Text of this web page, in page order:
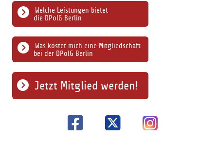
Was kostet mich eine Mitgliedschaft
bei der DPolG Berlin
Welche Leistungen bietet
die DPolG Berlin
Jetzt Mitglied werden!